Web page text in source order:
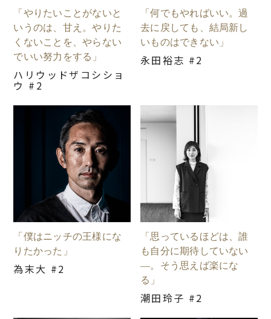
「やりたいことがないと
いうのは、甘え。やりた
くないことを、やらない
でいい努力をする」
ハリウッドザコシショ
ウ #2
「何でもやればいい。過
去に戻しても、結局新し
いものはできない」
永田裕志 #2
「僕はニッチの王様にな
りたかった」
為末大 #2
「思っているほどは、誰
も自分に期待していない
―。そう思えば楽にな
る」
潮田玲子 #2